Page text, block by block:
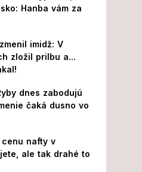
Hanba vám za
imidž: V
zložil prilbu a...
dnes zabodujú
čaká dusno vo
cenu nafty v
ale tak drahé to